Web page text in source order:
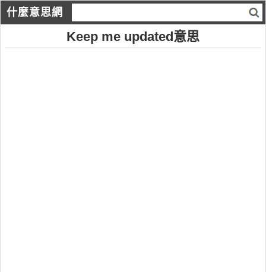
什麼意思網
Keep me updated意思